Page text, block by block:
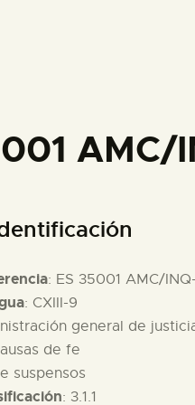
AMC/
: ES 35001 AMC/
: CXIII-9
general de
de fe
suspensos
: 3.1.1